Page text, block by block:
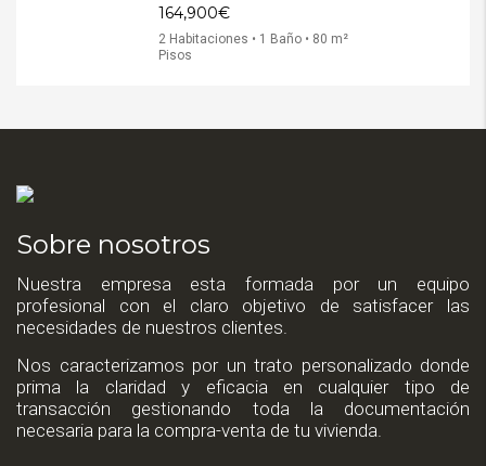
164,900€
2 Habitaciones • 1 Baño • 80 m²
Pisos
Sobre nosotros
Nuestra empresa esta formada por un equipo
profesional con el claro objetivo de satisfacer las
necesidades de nuestros clientes.
Nos caracterizamos por un trato personalizado donde
prima la claridad y eficacia en cualquier tipo de
transacción gestionando toda la documentación
necesaria para la compra-venta de tu vivienda.